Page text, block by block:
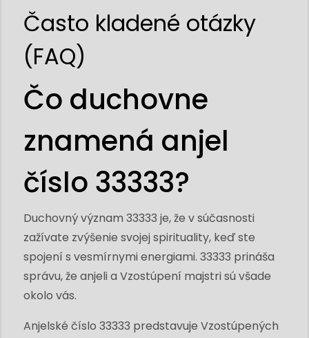
Často kladené otázky
(FAQ)
Čo duchovne
znamená anjel
číslo 33333?
Duchovný význam 33333 je, že v súčasnosti
zažívate zvýšenie svojej spirituality, keď ste
spojení s vesmírnymi energiami. 33333 prináša
správu, že anjeli a Vzostúpení majstri sú všade
okolo vás.
Anjelské číslo 33333 predstavuje Vzostúpených